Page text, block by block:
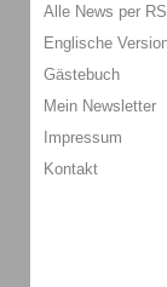
Alle News per
Englische
Gästebuch
Mein Newsletter
Impressum
Kontakt